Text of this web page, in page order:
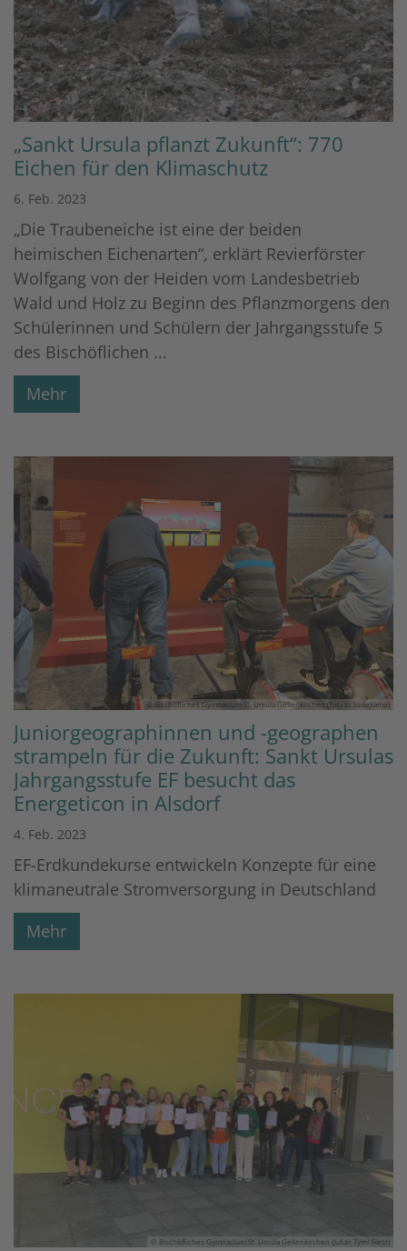
„Sankt Ursula pflanzt Zukunft“: 770
Eichen für den Klimaschutz
6. Feb. 2023
„Die Traubeneiche ist eine der beiden
heimischen Eichenarten“, erklärt Revierförster
Wolfgang von der Heiden vom Landesbetrieb
Wald und Holz zu Beginn des Pflanzmorgens den
Schülerinnen und Schülern der Jahrgangsstufe 5
des Bischöflichen ...
Mehr
© Bischöfliches Gymnasium St. Ursula Geilenkirchen (Tobias Sodekamp)
Juniorgeographinnen und -geographen
strampeln für die Zukunft: Sankt Ursulas
Jahrgangsstufe EF besucht das
Energeticon in Alsdorf
4. Feb. 2023
EF-Erdkundekurse entwickeln Konzepte für eine
klimaneutrale Stromversorgung in Deutschland
Mehr
© Bischöfliches Gymnasium St. Ursula Geilenkirchen (Julian Tyler Fietz)